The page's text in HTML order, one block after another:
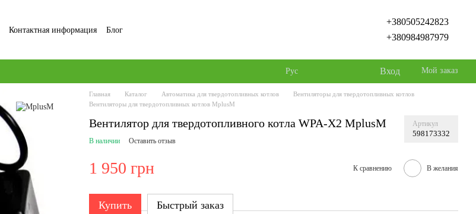
Контактная информация
Блог
+380505242823
+380984987979
Рус Вход Мой заказ
Главная Каталог Автоматика для твердотопливных котлов
Вентиляторы для твердотопливных котлов
Вентиляторы для твердотопливных котлов MplusM
Вентилятор для твердотопливного котла WPA-X2 MplusM Артикул
598173332
В наличии Оставить отзыв
1 950 грн К сравнению В желания
Купить Быстрый заказ